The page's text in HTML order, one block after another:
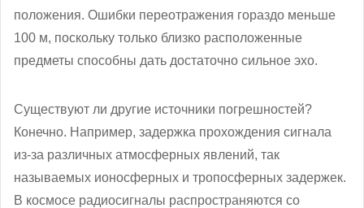
положения. Ошибки переотражения гораздо меньше
100 м, поскольку только близко расположенные
предметы способны дать достаточно сильное эхо.
Существуют ли другие источники погрешностей?
Конечно. Например, задержка прохождения сигнала
из-за различных атмосферных явлений, так
называемых ионосферных и тропосферных задержек.
В космосе радиосигналы распространяются со